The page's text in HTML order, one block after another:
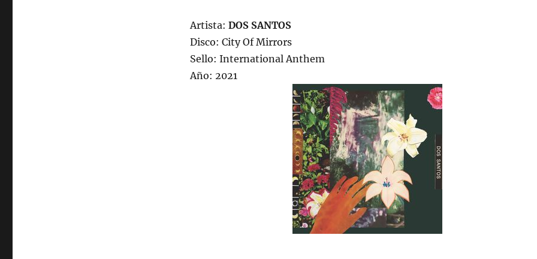
Artista: DOS SANTOS
Disco: City Of Mirrors
Sello: International Anthem
Año: 2021